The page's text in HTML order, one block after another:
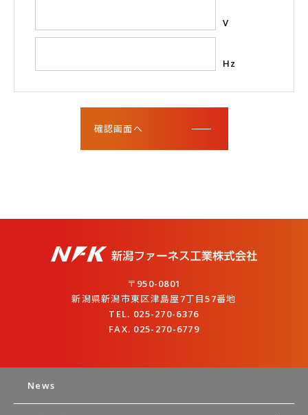
V
Hz
〒950-0801
新潟県新潟市東区津島屋7丁目57番地
TEL. 025-270-6376
FAX. 025-270-6779
News